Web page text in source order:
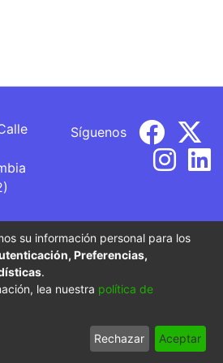
Síguenos
una Institución de Educación
sujeta a inspección y vigilancia
de Educación Nacional.
End User
Agreement
Send
Feedback
su información personal para los
Preferencias,
.
lea nuestra política de
Rechazar Aceptar